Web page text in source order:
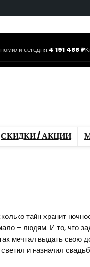
сегодня:4 191 488 ₽
СКИДКИ / АКЦИИ
тайн хранит
– людям. И то, что
мечтал выдать свою
и назначил